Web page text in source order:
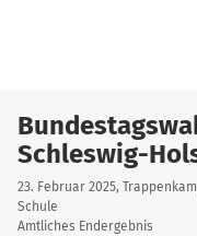
Schleswig-
23. Februar 2025,
Schule
Amtliches Endergebnis